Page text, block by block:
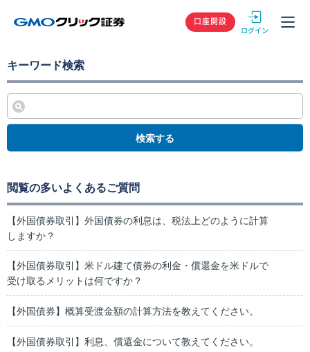
GMOクリック
口座開設
キーワード検索
検索する
閲覧の多いよくあるご質問
【外国債券取引】外国債券の利息は、税法上どのように計算
しますか？
【外国債券取引】米ドル建て債券の利金・償還金を米ドルで
受け取るメリットは何ですか？
【外国債券】概算受渡金額の計算方法を教えてください。
【外国債券取引】利息、償還金について教えてください。